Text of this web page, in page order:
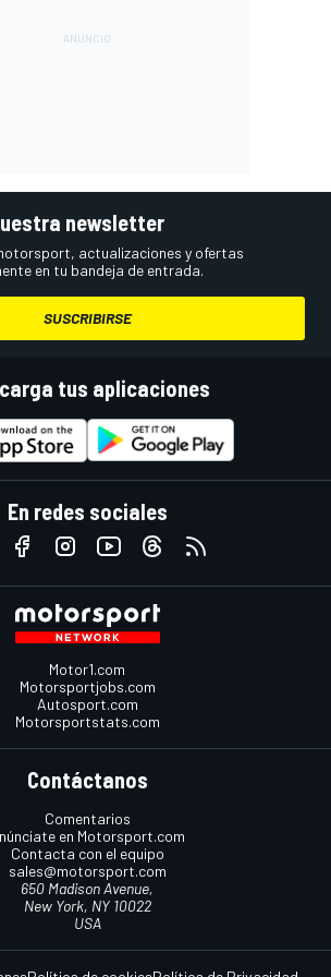
newsletter
actualizaciones y ofertas
en tu bandeja de entrada.
SUSCRIBIRSE
tus aplicaciones
En redes sociales
Motor1.com
Motorsportjobs.com
Autosport.com
Motorsportstats.com
Contáctanos
Comentarios
en Motorsport.com
Contacta con el equipo
sales@motorsport.com
650 Madison Avenue,
New York, NY 10022
USA